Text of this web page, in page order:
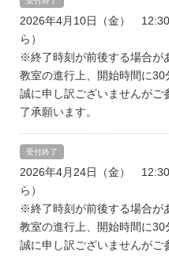
2026年4月10日（金）
ら）
※終了時刻が前後する場合が
教室の進行上、開始時間に30
誠に申し訳ございませんがご
了承願います。
受付終了
2026年4月24日（金）
ら）
※終了時刻が前後する場合が
教室の進行上、開始時間に30
誠に申し訳ございませんがご